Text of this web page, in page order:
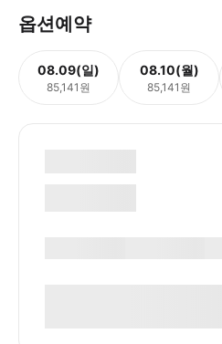
옵션예약
08.09(일)
85,141원
08.10(월)
85,141원